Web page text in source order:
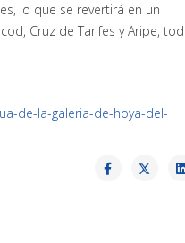
lo que se revertirá en un
Cruz de Tarifes y Aripe,
de-la-galeria-de-hoya-del-